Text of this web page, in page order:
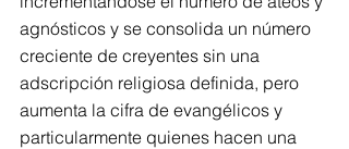
agnósticos y se consolida un número
creciente de creyentes sin una
adscripción religiosa definida, pero
aumenta la cifra de evangélicos y
particularmente quienes hacen una